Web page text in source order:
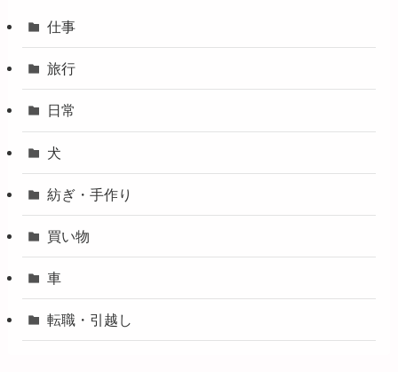
仕事
旅行
日常
犬
紡ぎ・手作り
買い物
車
転職・引越し